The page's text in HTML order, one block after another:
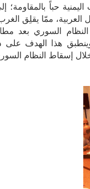
حباً بالمقاومة؛
ممّا يقلِق الغرب
السوري بعد
هذا الهدف
إسقاط النظام